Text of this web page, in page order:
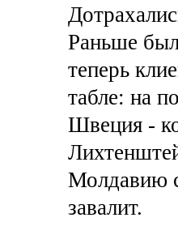
Раньше
теперь
табле: на
Швеция -
Молдавию
завалит.